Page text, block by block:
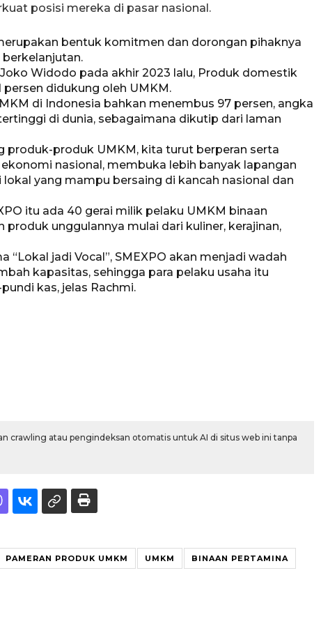
posisi mereka di pasar nasional.
bentuk komitmen dan dorongan pihaknya
Widodo pada akhir 2023 lalu, Produk domestik
didukung oleh UMKM.
di Indonesia bahkan menembus 97 persen, angka
di dunia, sebagaimana dikutip dari laman
produk-produk UMKM, kita turut berperan serta
nasional, membuka lebih banyak lapangan
yang mampu bersaing di kancah nasional dan
itu ada 40 gerai milik pelaku UMKM binaan
unggulannya mulai dari kuliner, kerajinan,
jadi Vocal”, SMEXPO akan menjadi wadah
kapasitas, sehingga para pelaku usaha itu
kas, jelas Rachmi.
crawling atau pengindeksan otomatis untuk AI di situs web ini tanpa
PAMERAN PRODUK UMKM UMKM BINAAN PERTAMINA